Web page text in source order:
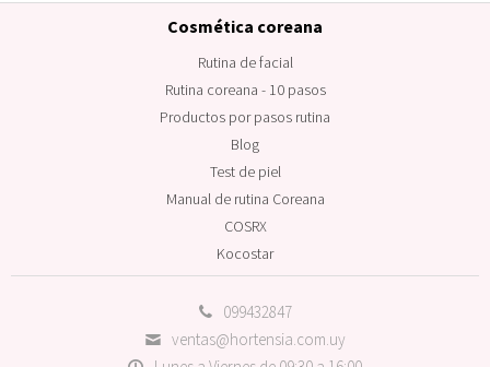
099432847
ventas@hortensia.com.uy
Cosmética coreana
Rutina de facial
Rutina coreana - 10 pasos
Productos por pasos rutina
Blog
Test de piel
Manual de rutina Coreana
COSRX
Kocostar